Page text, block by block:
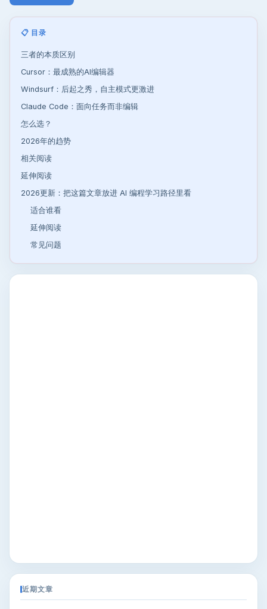
📋 目录
三者的本质区别
Cursor：最成熟的AI编辑器
Windsurf：后起之秀，自主模式更激进
Claude Code：面向任务而非编辑
怎么选？
2026年的趋势
相关阅读
延伸阅读
2026更新：把这篇文章放进 AI 编程学习路径里看
适合谁看
延伸阅读
常见问题
近期文章